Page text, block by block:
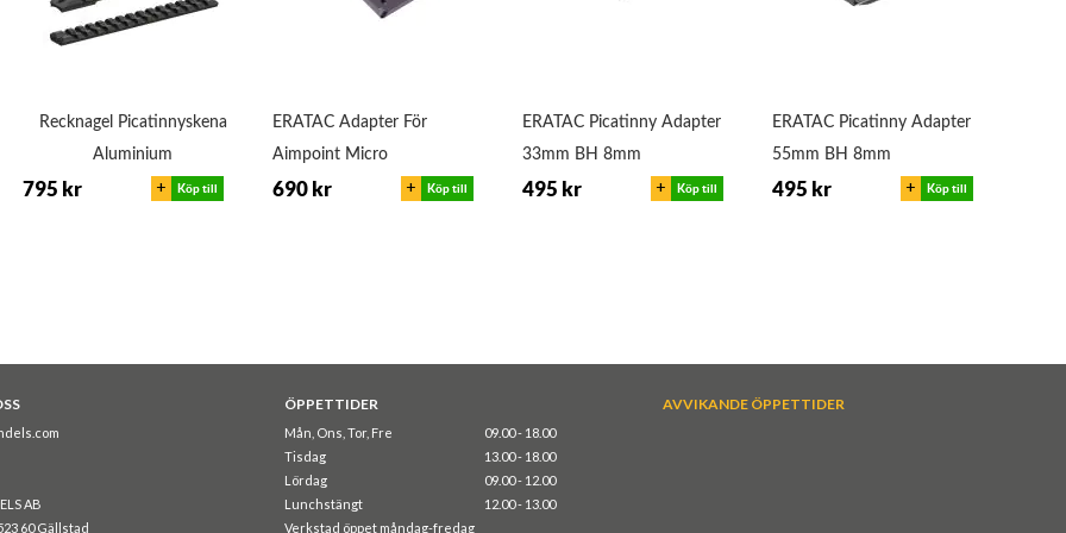
Recknagel Picatinnyskena
Aluminium
795 kr + Köp till
ERATAC Adapter För
Aimpoint Micro
690 kr + Köp till
ERATAC Picatinny Adapter
33mm BH 8mm
495 kr + Köp till
ERATAC Picatinny Adapter
55mm BH 8mm
495 kr + Köp till
AB
60 Gällstad
ÖPPETTIDER
Mån, Ons, Tor, Fre
09.00 - 18.00
Tisdag
13.00 - 18.00
Lördag
09.00 - 12.00
Lunchstängt
12.00 - 13.00
Verkstad öppet måndag-fredag
AVVIKANDE ÖPPETTIDER